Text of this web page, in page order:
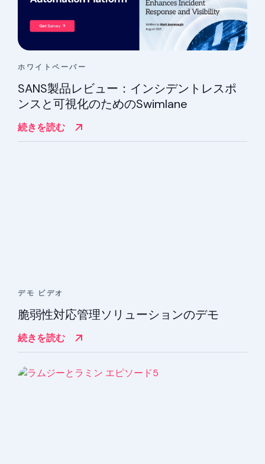
ホワイトペーパー
SANS製品レビュー：インシデントレスポ
ンスと可視化のためのSwimlane
続きを読む
デモ ビデオ
脆弱性対応管理ソリューションのデモ
続きを読む